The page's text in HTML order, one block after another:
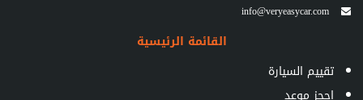
info@veryeasycar.com
القائمة الرئيسية
تقييم السيارة
احجز موعد